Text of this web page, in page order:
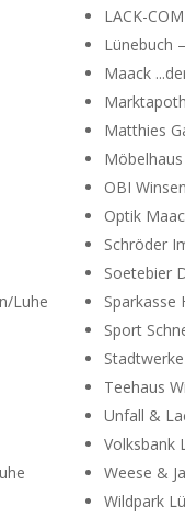
Luhe
LACK-
Lünebuch
Maack
Matthies
OBI
Optik
Schröder
Soetebier
Sparkasse
Sport
Teehaus
Unfall &
Volksbank
Weese &
Wildpark